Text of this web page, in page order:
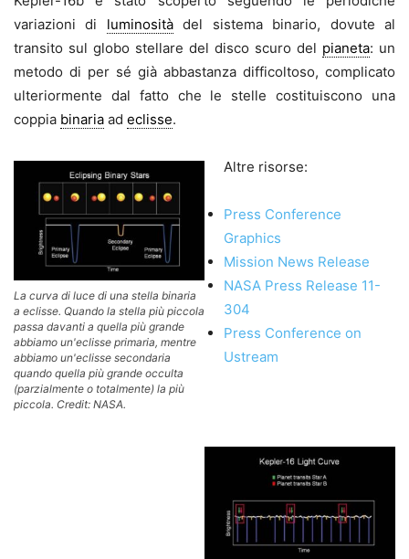
variazioni di luminositàdel sistema binario, dovute al
transito sul globo stellare del disco scuro del pianeta: un
metodo di per sé già abbastanza difficoltoso, complicato
ulteriormente dal fatto che le stelle costituiscono una
coppia binaria ad eclisse.
La curva di luce di una stella binaria
a eclisse. Quando la stella più piccola
passa davanti a quella più grande
abbiamo un'eclisse primaria, mentre
abbiamo un'eclisse secondaria
quando quella più grande occulta
(parzialmente o totalmente) la più
piccola. Credit: NASA.
Altre risorse:
Press Conference
Graphics
Mission News Release
NASA Press Release 11-
304
Press Conference on
Ustream